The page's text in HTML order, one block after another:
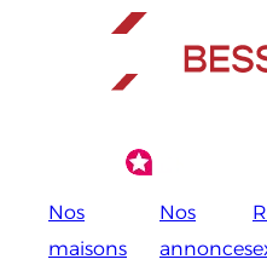
Nos
maisons
Nos
annonces